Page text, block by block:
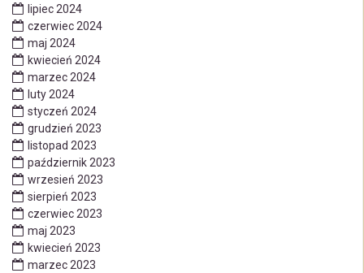
lipiec 2024
czerwiec 2024
maj 2024
kwiecień 2024
marzec 2024
luty 2024
styczeń 2024
grudzień 2023
listopad 2023
październik 2023
wrzesień 2023
sierpień 2023
czerwiec 2023
maj 2023
kwiecień 2023
marzec 2023